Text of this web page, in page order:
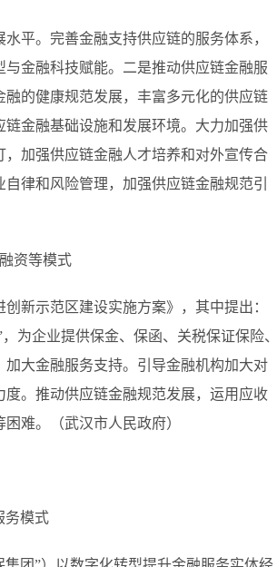
平。完善金融支持供应链的服务体系，
金融科技赋能。二是推动供应链金融服
的健康规范发展，丰富多元化的供应链
金融基础设施和发展环境。大力加强供
加强供应链金融人才培养和对外宣传合
律和风险管理，加强供应链金融规范引
资等模式
新示范区建设实施方案》，其中提出：
为企业提供保金、保函、关税保证保险、
大金融服务支持。引导金融机构加大对
。推动供应链金融规范发展，运用应收
难。（武汉市人民政府）
务模式